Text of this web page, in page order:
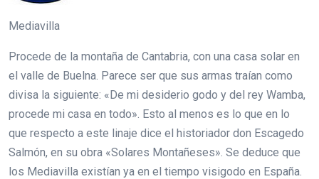
Mediavilla
Procede de la montaña de Cantabria, con una casa solar en
el valle de Buelna. Parece ser que sus armas traían como
divisa la siguiente: «De mi desiderio godo y del rey Wamba,
procede mi casa en todo». Esto al menos es lo que en lo
que respecto a este linaje dice el historiador don Escagedo
Salmón, en su obra «Solares Montañeses». Se deduce que
los Mediavilla existían ya en el tiempo visigodo en España.